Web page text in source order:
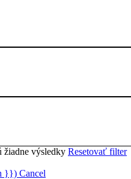
žiadne výsledky Resetovať filter
}}) Cancel